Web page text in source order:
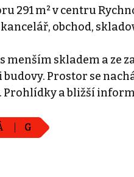
291 m² v centru
obchod,
menším skladem a ze
Prostor se
Prohlídky a bližší
G